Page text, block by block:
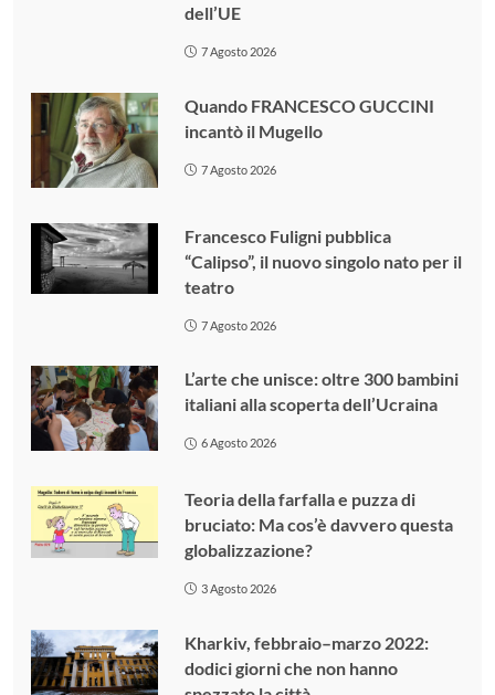
dell’UE
7 Agosto 2026
Quando FRANCESCO GUCCINI
incantò il Mugello
7 Agosto 2026
Francesco Fuligni pubblica
“Calipso”, il nuovo singolo nato per il
teatro
7 Agosto 2026
L’arte che unisce: oltre 300 bambini
italiani alla scoperta dell’Ucraina
6 Agosto 2026
Teoria della farfalla e puzza di
bruciato: Ma cos’è davvero questa
globalizzazione?
3 Agosto 2026
Kharkiv, febbraio–marzo 2022:
dodici giorni che non hanno